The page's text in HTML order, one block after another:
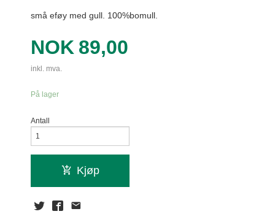
små eføy med gull. 100%bomull.
Pris
NOK 89,00
inkl. mva.
På lager
Antall
Kjøp